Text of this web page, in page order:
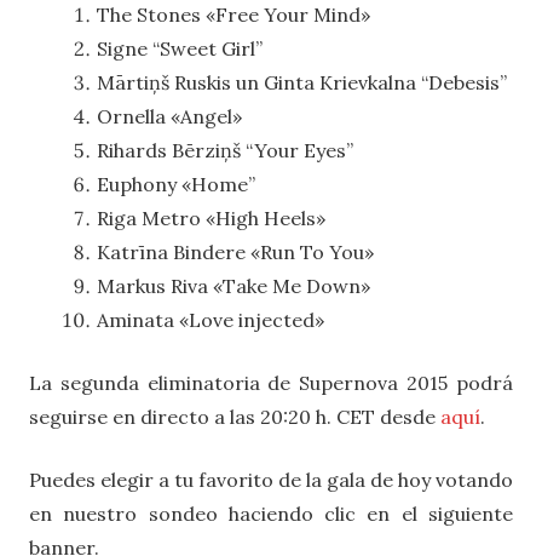
The Stones «Free Your Mind»
Signe “Sweet Girl”
Mārtiņš Ruskis un Ginta Krievkalna “Debesis”
Ornella «Angel»
Rihards Bērziņš “Your Eyes”
Euphony «Home”
Riga Metro «High Heels»
Katrīna Bindere «Run To You»
Markus Riva «Take Me Down»
Aminata «Love injected»
La segunda eliminatoria de Supernova 2015 podrá
seguirse en directo a las 20:20 h. CET desde aquí.
Puedes elegir a tu favorito de la gala de hoy votando
en nuestro sondeo haciendo clic en el siguiente
banner.